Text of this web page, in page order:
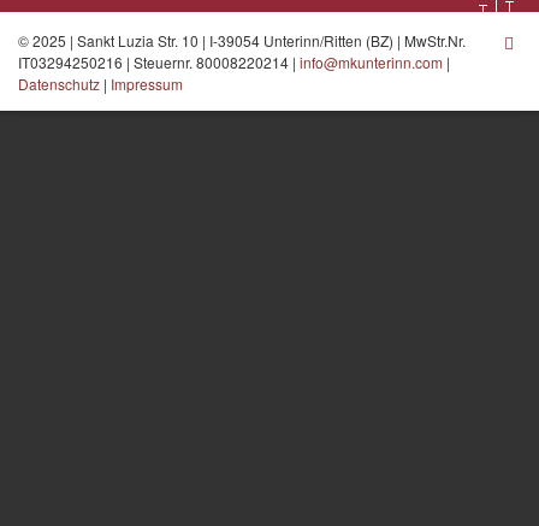
© 2025 | Sankt Luzia Str. 10 | I-39054 Unterinn/Ritten (BZ) | MwStr.Nr.
IT03294250216 | Steuernr. 80008220214 | info@mkunterinn.com |
Datenschutz | Impressum